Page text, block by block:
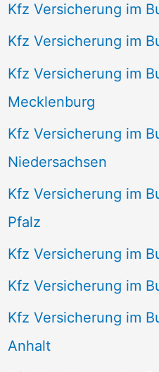
Kfz Versicherung im
Kfz Versicherung im
Kfz Versicherung im
Mecklenburg
Kfz Versicherung im
Niedersachsen
Kfz Versicherung im
Pfalz
Kfz Versicherung im
Kfz Versicherung im
Kfz Versicherung im
Anhalt